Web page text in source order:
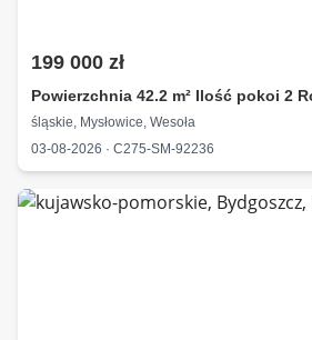
199 000 zł
Powierzchnia 42.2 m² Ilość pokoi 2
śląskie, Mysłowice, Wesoła
03-08-2026 · C275-SM-92236